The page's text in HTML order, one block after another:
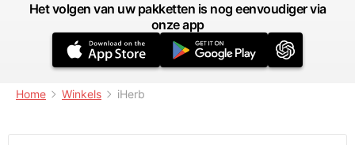
Het volgen van uw pakketten is nog eenvoudiger via
onze app
Home Winkels iHerb